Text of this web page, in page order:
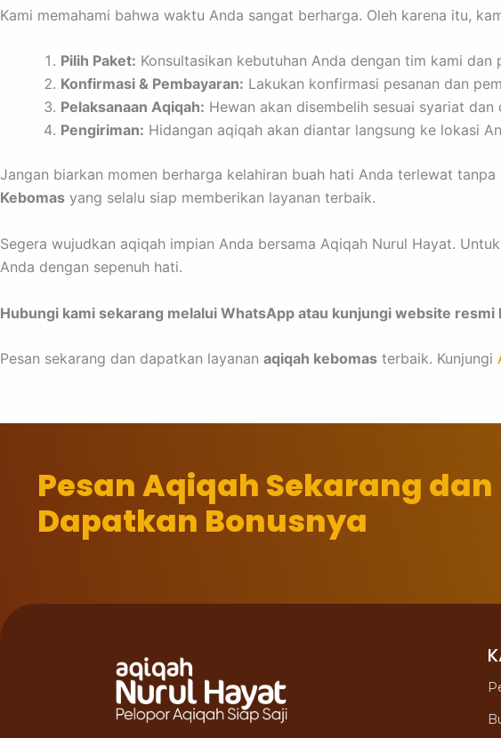
Kami memahami bahwa waktu Anda sangat berharga. Oleh karena itu,
Pilih Paket: Konsultasikan kebutuhan Anda dengan tim kami
Konfirmasi & Pembayaran: Lakukan konfirmasi pesanan dan
Pelaksanaan Aqiqah: Hewan akan disembelih sesuai syariat
Pengiriman: Hidangan aqiqah akan diantar langsung ke lokasi
Jangan biarkan momen berharga kelahiran buah hati Anda terlewat
Kebomas yang selalu siap memberikan layanan terbaik.
Segera wujudkan aqiqah impian Anda bersama Aqiqah Nurul Hayat.
Anda dengan sepenuh hati.
Hubungi kami sekarang melalui WhatsApp atau kunjungi website
Pesan sekarang dan dapatkan layanan aqiqah kebomas terbaik. Kunjungi
Pesan Aqiqah Sekarang dan
Dapatkan Bonusnya